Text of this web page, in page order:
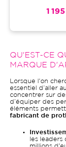
1
QU'EST-CE
MARQUE
Lorsque l'on
essentiel d’aller
concentrer sur
d’équiper des
éléments
fabricant de
les leaders